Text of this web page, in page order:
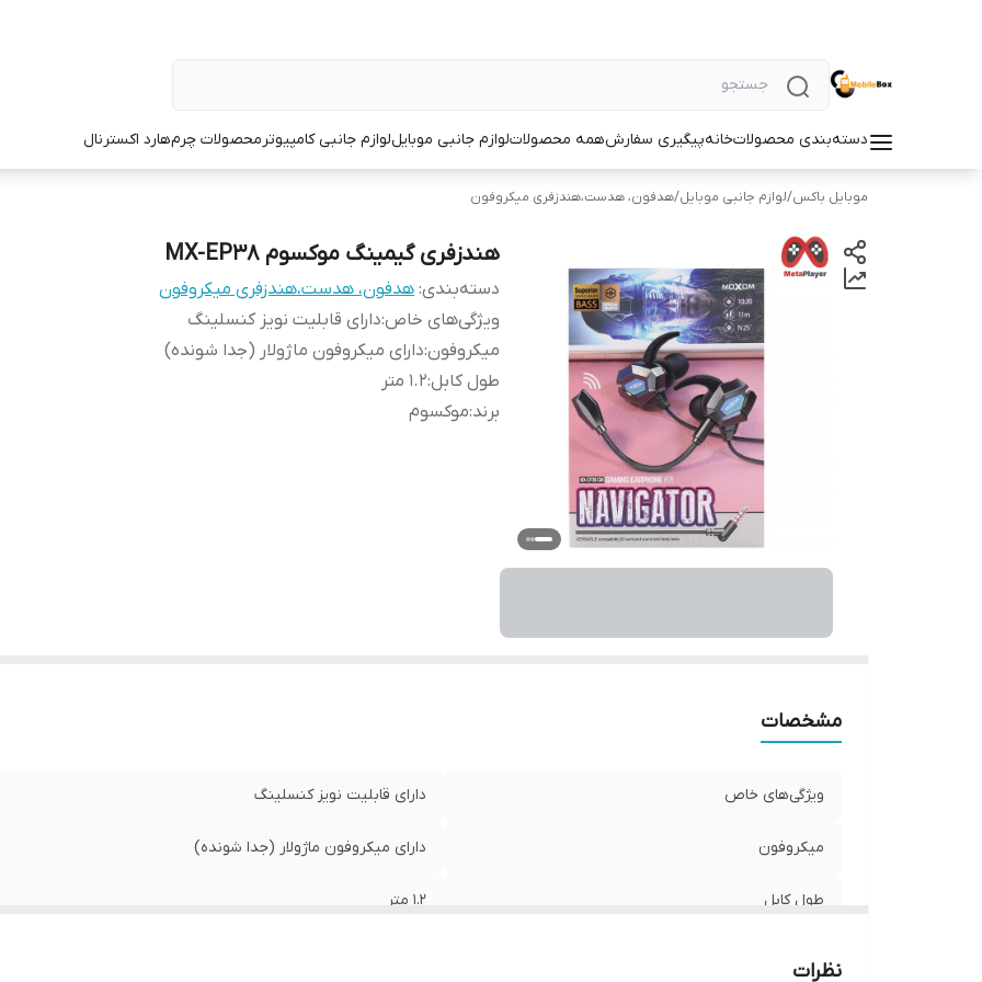
دسته‌بندی محصولاتخانهپیگیری سفارشهمه محصولاتلوازم جانبی موبایللوازم جانبی کامپیوترمحصولات چرمهارد اکسترنال
موبایل باکس/لوازم جانبی موبایل/هدفون، هدست،هندزفری میکروفون
هندزفری گیمینگ موکسوم MX-EP38
دسته‌بندی: هدفون، هدست،هندزفری میکروفون
ویژگی‌های خاص:دارای قابلیت نویز کنسلینگ
میکروفون:دارای میکروفون ماژولار (جدا شونده)
طول کابل:1.2 متر
برند:موکسوم
مشخصات
ویژگی‌های خاص دارای قابلیت نویز کنسلینگ
میکروفون دارای میکروفون ماژولار (جدا شونده)
طول کابل 1.2 متر
نظرات